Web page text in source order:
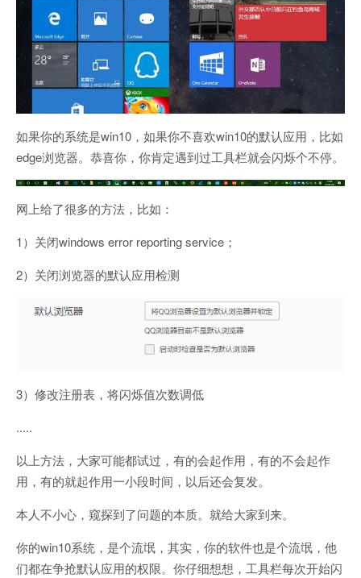
如果你的系统是win10，如果你不喜欢win10的默认应用，比如
edge浏览器。恭喜你，你肯定遇到过工具栏就会闪烁个不停。
网上给了很多的方法，比如：
1）关闭windows error reporting service；
2）关闭浏览器的默认应用检测
3）修改注册表，将闪烁值次数调低
.....
以上方法，大家可能都试过，有的会起作用，有的不会起作
用，有的就起作用一小段时间，以后还会复发。
本人不小心，窥探到了问题的本质。就给大家到来。
你的win10系统，是个流氓，其实，你的软件也是个流氓，他
们都在争抢默认应用的权限。你仔细想想，工具栏每次开始闪